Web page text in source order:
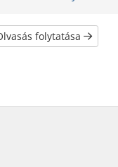
folytatása